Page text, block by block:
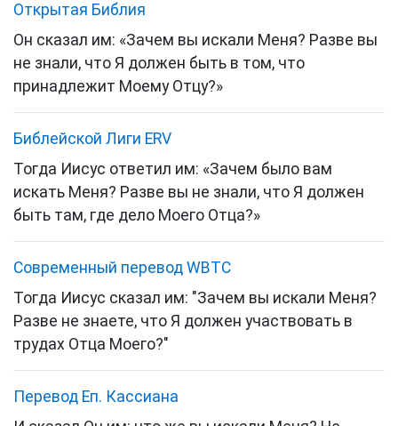
Открытая Библия
Он сказал им: «Зачем вы искали Меня? Разве вы
не знали, что Я должен быть в том, что
принадлежит Моему Отцу?»
Библейской Лиги ERV
Тогда Иисус ответил им: «Зачем было вам
искать Меня? Разве вы не знали, что Я должен
быть там, где дело Моего Отца?»
Cовременный перевод WBTC
Тогда Иисус сказал им: "Зачем вы искали Меня?
Разве не знаете, что Я должен участвовать в
трудах Отца Моего?"
Перевод Еп. Кассиана